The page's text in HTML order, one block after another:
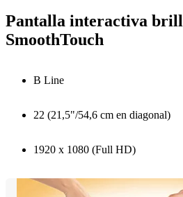
Pantalla interactiva
SmoothTouch
B Line
22 (21,5"/54,6 cm en diagonal)
1920 x 1080 (Full HD)